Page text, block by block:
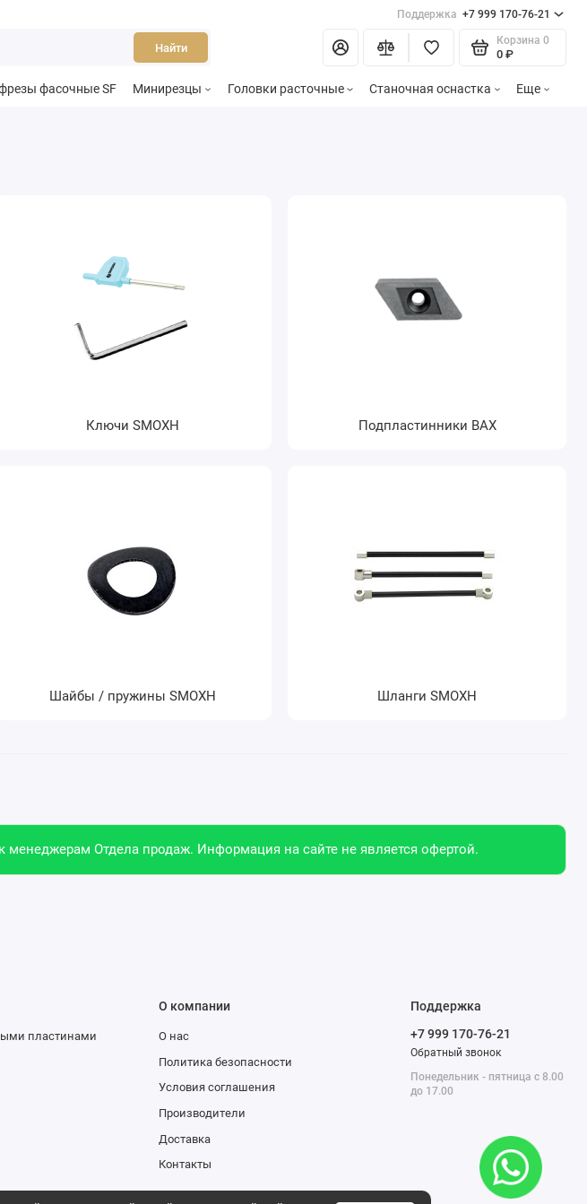
Поддержка +7 999 170-76-21
Найти
Корзина 0
0 ₽
фасочные SF Минирезцы Головки расточные Станочная оснастка Еще
Ключи SMOXH Подпластинники BAX
Шайбы / пружины SMOXH Шланги SMOXH
Отдела продаж. Информация на сайте не является офертой.
пластинами
О компании
О нас
Политика безопасности
Условия соглашения
Производители
Доставка
Контакты
Поддержка
+7 999 170-76-21
Обратный звонок
Понедельник - пятница с 8.00
до 17.00